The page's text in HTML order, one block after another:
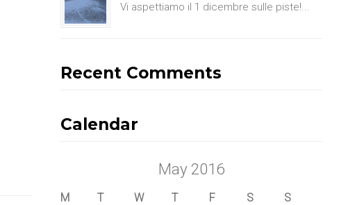
Vi aspettiamo il 1 dicembre sulle piste!...
Recent Comments
Calendar
May 2016
M T W T F S
S